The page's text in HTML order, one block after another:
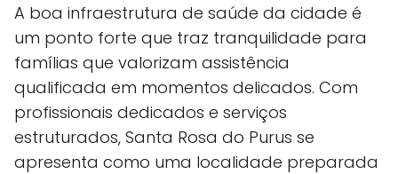
A boa infraestrutura de saúde da cidade é
um ponto forte que traz tranquilidade para
famílias que valorizam assistência
qualificada em momentos delicados. Com
profissionais dedicados e serviços
estruturados, Santa Rosa do Purus se
apresenta como uma localidade preparada